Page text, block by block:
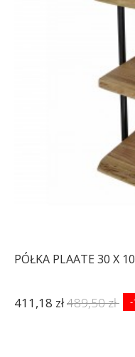
PÓŁKA PLAATE 30 X
411,18 zł489,50 zł -